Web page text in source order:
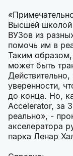
Высшей
ВУЗов из
помочь им в
Таким образом,
может быть
уверенности,
до конца. Но,
Accelerator, за
реально», -
акселератора
парка Ленар